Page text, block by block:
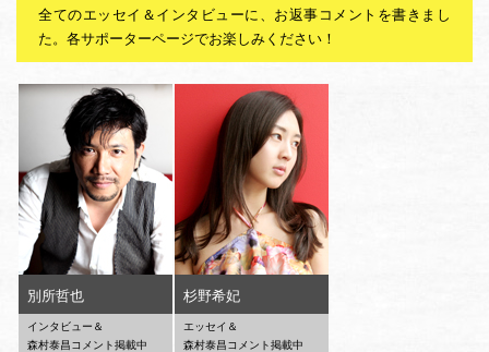
全てのエッセイ＆インタビューに、お返事コメントを書きまし
た。各サポーターページでお楽しみください！
別所哲也
インタビュー＆
森村泰昌コメント掲載中
杉野希妃
エッセイ＆
森村泰昌コメント掲載中